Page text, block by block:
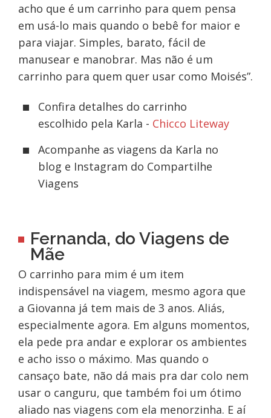
acho que é um carrinho para quem pensa
em usá-lo mais quando o bebê for maior e
para viajar. Simples, barato, fácil de
manusear e manobrar. Mas não é um
carrinho para quem quer usar como Moisés”.
Confira detalhes do carrinho
escolhido pela Karla - Chicco Liteway
Acompanhe as viagens da Karla no
blog e Instagram do Compartilhe
Viagens
Fernanda, do Viagens de
Mãe
O carrinho para mim é um item
indispensável na viagem, mesmo agora que
a Giovanna já tem mais de 3 anos. Aliás,
especialmente agora. Em alguns momentos,
ela pede pra andar e explorar os ambientes
e acho isso o máximo. Mas quando o
cansaço bate, não dá mais pra dar colo nem
usar o canguru, que também foi um ótimo
aliado nas viagens com ela menorzinha. E aí